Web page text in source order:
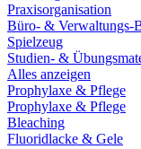
Praxisorganisation
Büro- & Verwaltungs-
Spielzeug
Studien- &
Alles anzeigen
Prophylaxe & Pflege
Prophylaxe & Pflege
Bleaching
Fluoridlacke & Gele